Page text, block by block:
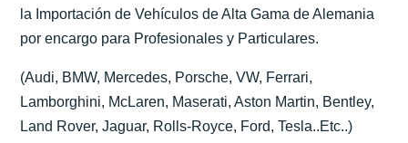
la Importación de Vehículos de Alta Gama de Alemania
por encargo para Profesionales y Particulares.
(Audi, BMW, Mercedes, Porsche, VW, Ferrari,
Lamborghini, McLaren, Maserati, Aston Martin, Bentley,
Land Rover, Jaguar, Rolls-Royce, Ford, Tesla..Etc..)